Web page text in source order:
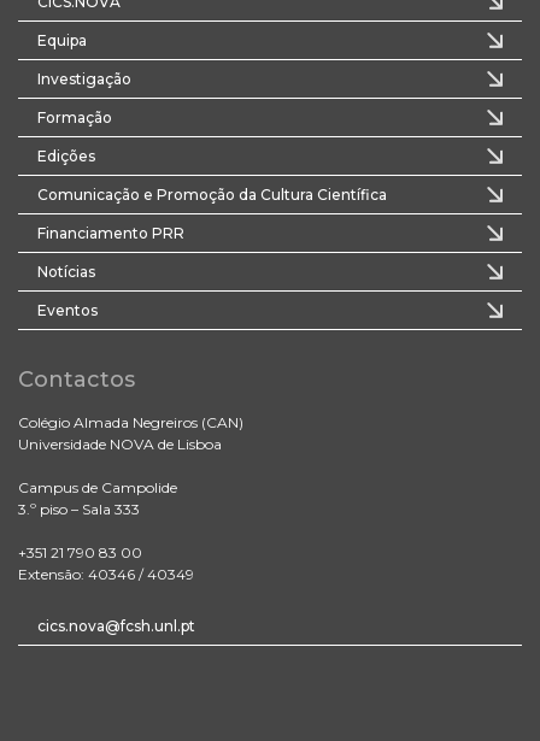
Equipa
Investigação
Formação
Edições
Comunicação e Promoção da Cultura Científica
Financiamento PRR
Notícias
Eventos
Contactos
Colégio Almada Negreiros (CAN)
Universidade NOVA de Lisboa
Campus de Campolide
3.º piso – Sala 333
+351 21 790 83 00
Extensão: 40346 / 40349
cics.nova@fcsh.unl.pt